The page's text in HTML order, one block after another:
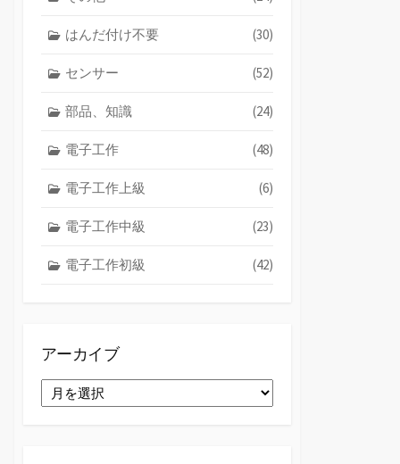
はんだ付け不要 (30)
センサー (52)
部品、知識 (24)
電子工作 (48)
電子工作上級 (6)
電子工作中級 (23)
電子工作初級 (42)
アーカイブ
ー